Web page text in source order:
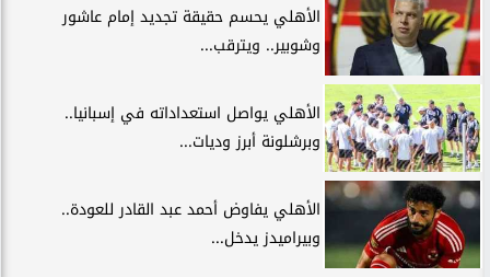
الأهلي يحسم حقيقة تجديد إمام عاشور
وشوبير.. ويترقب...
الأهلي يواصل استعداداته في إسبانيا..
وبرشلونة أبرز وديات...
الأهلي يفاوض أحمد عبد القادر للعودة..
وبيراميدز يدخل...